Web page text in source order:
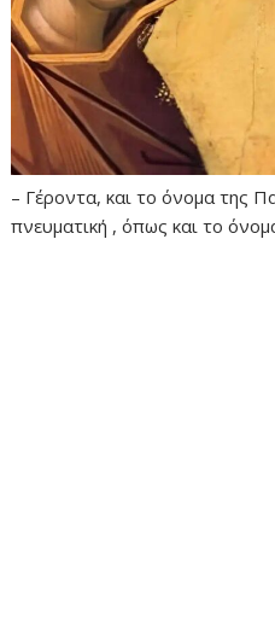
– Γέροντα, και το όνομα της
πνευματική , όπως και το